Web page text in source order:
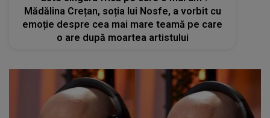
Mădălina Crețan, soția lui Nosfe, a vorbit cu
emoție despre cea mai mare teamă pe care
o are după moartea artistului